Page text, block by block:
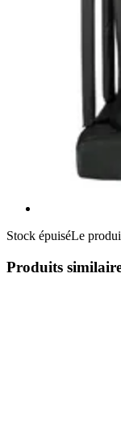
Stock épuiséLe
Produits